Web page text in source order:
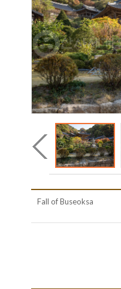
Fall of Buseoksa